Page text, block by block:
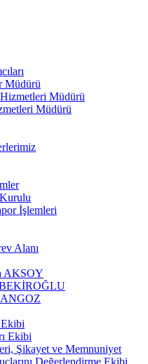
Müdürü
Müdürü
Müdürü
İşlemleri
Alanı
AKSOY
BEKİROĞLU
Ekibi
Ekibi
Şikayet ve Memnuniyet
Değerlendirme Ekibi